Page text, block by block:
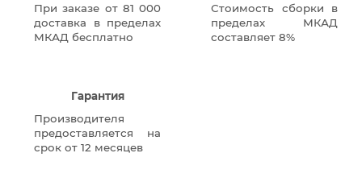
При заказе от 81 000
доставка в пределах
МКАД бесплатно
Стоимость сборки в
пределах МКАД
составляет 8%
Гарантия
Производителя
предоставляется на
срок от 12 месяцев